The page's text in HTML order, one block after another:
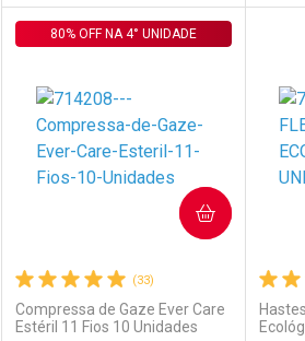
Laboratório
Por Menos
(33)
Compressa de Gaze Ever Care
Estéril 11 Fios 10 Unidades
80% OFF NA 4° UNIDADE
COMPRAR